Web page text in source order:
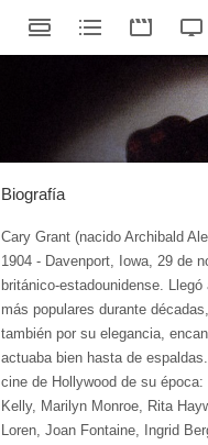
Biografía
Cary Grant (nacido Archibald
1904 - Davenport, Iowa, 29 de
británico-estadounidense.
más populares durante
también por su elegancia,
actuaba bien hasta de
cine de Hollywood de su
Kelly, Marilyn Monroe, Rita
Loren, Joan Fontaine, Ingrid